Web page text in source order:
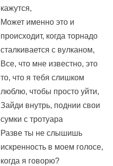
кажутся,
Может именно это и
происходит, когда торнадо
сталкивается с вулканом,
Все, что мне известно, это
то, что я тебя слишком
люблю, чтобы просто уйти,
Зайди внутрь, поднии свои
сумки с тротуара
Разве ты не слышишь
искренность в моем голосе,
когда я говорю?